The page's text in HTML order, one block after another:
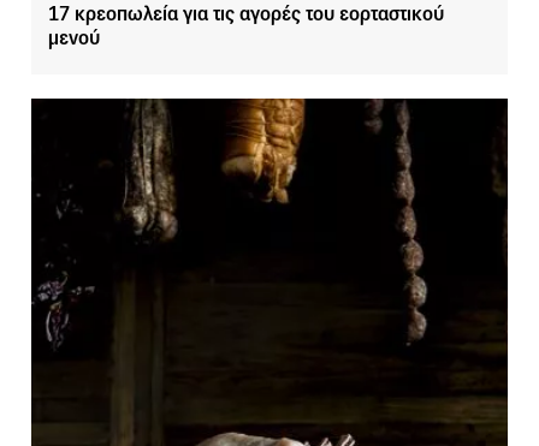
17 κρεοπωλεία για τις αγορές του εορταστικού
μενού